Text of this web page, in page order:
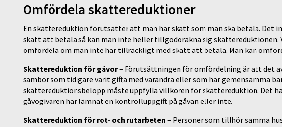
Omfördela skattereduktioner
En skattereduktion förutsätter att man har skatt som man ska betala. Det
skatt att betala så kan man inte heller tillgodoräkna sig skattereduktionen.
omfördela om man inte har tillräckligt med skatt att betala. Man kan
Skattereduktion för gåvor– Förutsättningen för omfördelning är att det
sambor som tidigare varit gifta med varandra eller som har gemensamma
skattereduktionsbelopp måste uppfylla villkoren för skattereduktion. Det
gåvogivaren har lämnat en kontrolluppgift på gåvan eller inte.
Skattereduktion för rot- och rutarbeten – Personer som tillhör samma